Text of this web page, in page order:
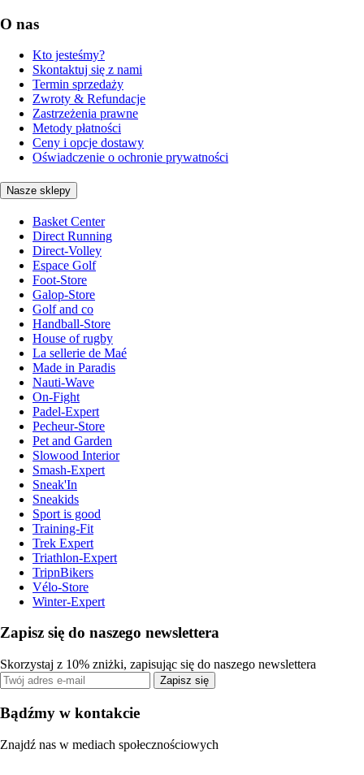
O nas
Kto jesteśmy?
Skontaktuj się z nami
Termin sprzedaży
Zwroty & Refundacje
Zastrzeżenia prawne
Metody płatności
Ceny i opcje dostawy
Oświadczenie o ochronie prywatności
Nasze sklepy
Basket Center
Direct Running
Direct-Volley
Espace Golf
Foot-Store
Galop-Store
Golf and co
Handball-Store
House of rugby
La sellerie de Maé
Made in Paradis
Nauti-Wave
On-Fight
Padel-Expert
Pecheur-Store
Pet and Garden
Slowood Interior
Smash-Expert
Sneak'In
Sneakids
Sport is good
Training-Fit
Trek Expert
Triathlon-Expert
TripnBikers
Vélo-Store
Winter-Expert
Zapisz się do naszego newslettera
Skorzystaj z 10% zniżki, zapisując się do naszego newslettera
Zapisz się
Bądźmy w kontakcie
Znajdź nas w mediach społecznościowych